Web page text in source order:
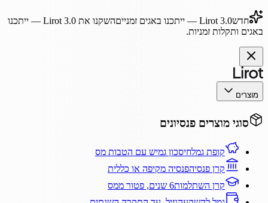
חדשLirot 3.0 — ייתכנו באגים זמנייםהשקנו את Lirot 3.0— ייתכנו
באגים ותקלות זמניות.
מוצרים
סוגי מוצרים פנסיונים
קופת גמלחיסכון גמיש עם הטבות מס
קרן פנסיהפנסיה מקיפה או כללית
קרן השתלמות6 שנים, פטור ממס